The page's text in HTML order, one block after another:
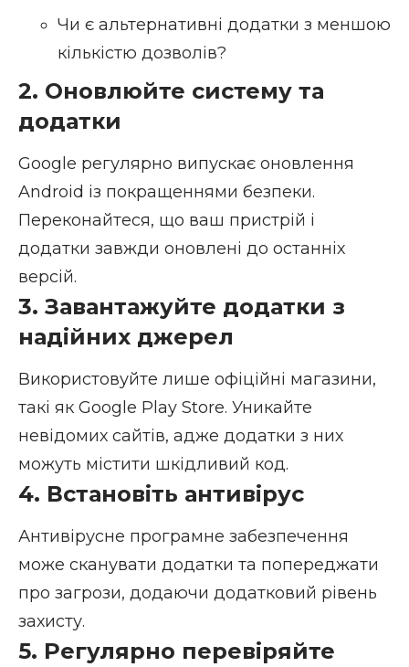
Чи є альтернативні додатки з меншою
кількістю дозволів?
2. Оновлюйте систему та
додатки
Google регулярно випускає оновлення
Android із покращеннями безпеки.
Переконайтеся, що ваш пристрій і
додатки завжди оновлені до останніх
версій.
3. Завантажуйте додатки з
надійних джерел
Використовуйте лише офіційні магазини,
такі як Google Play Store. Уникайте
невідомих сайтів, адже додатки з них
можуть містити шкідливий код.
4. Встановіть антивірус
Антивірусне програмне забезпечення
може сканувати додатки та попереджати
про загрози, додаючи додатковий рівень
захисту.
5. Регулярно перевіряйте